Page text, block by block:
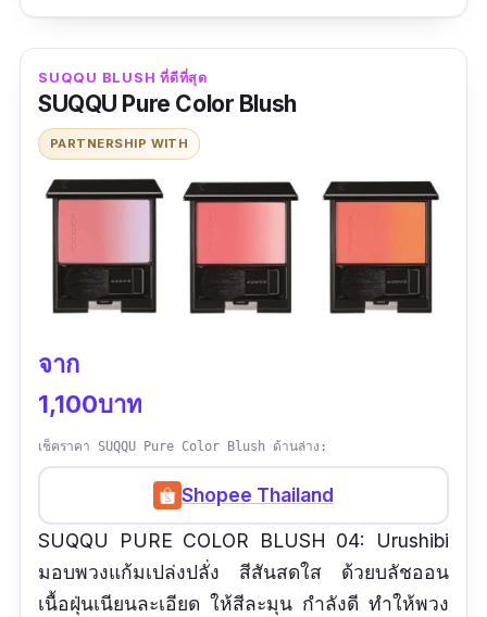
SUQQU BLUSH ที่ดีที่สุด
SUQQU Pure Color Blush
PARTNERSHIP WITH
จาก
1,100บาท
เช็คราคา SUQQU Pure Color Blush ด้านล่าง:
Shopee Thailand
SUQQU PURE COLOR BLUSH 04: Urushibi
มอบพวงแก้มเปล่งปลั่ง สีสันสดใส ด้วยบลัชออน
เนื้อฝุ่นเนียนละเอียด ให้สีละมุน กำลังดี ทำให้พวง